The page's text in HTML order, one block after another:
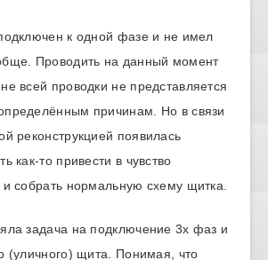
к одной фазе и не имел
Проводить на данный момент
всей проводки не представляется
причинам. Но в связи
реконструкцией появилась
как-то привести в чувство
и собрать нормальную схему щитка.
задача на подключение 3х фаз и
(уличного) щита. Понимая, что